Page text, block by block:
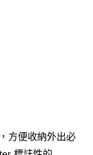
方便收納外出必